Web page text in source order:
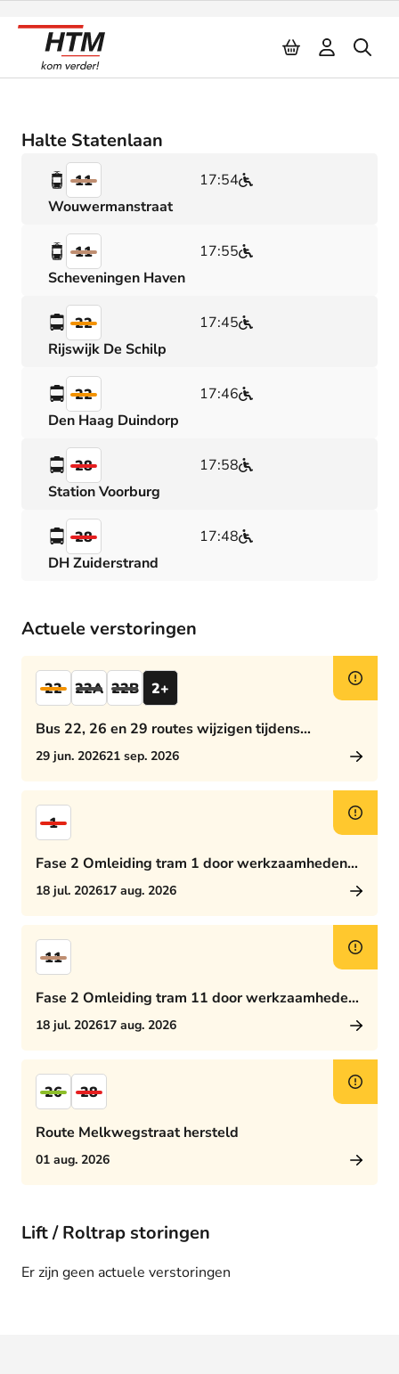
Halte Statenlaan
11
17:54
Wouwermanstraat
11
17:55
Scheveningen Haven
22
17:45
Rijswijk De Schilp
22
17:46
Den Haag Duindorp
28
17:58
Station Voorburg
28
17:48
DH Zuiderstrand
Actuele verstoringen
22 22A 22B 2+
Bus 22, 26 en 29 routes wijzigen tijdens
middagspits
29 jun. 202621 sep. 2026
1
Fase 2 Omleiding tram 1 door werkzaamheden
Rijswijkseplein
18 jul. 202617 aug. 2026
11
Fase 2 Omleiding tram 11 door werkzaamheden
Rijswijkseplein
18 jul. 202617 aug. 2026
26 28
Route Melkwegstraat hersteld
01 aug. 2026
Lift / Roltrap storingen
Er zijn geen actuele verstoringen